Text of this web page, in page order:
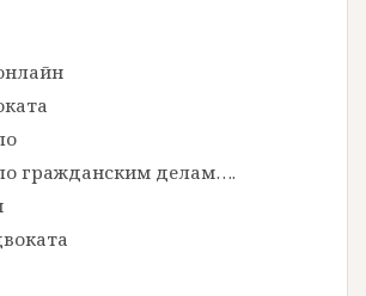
гражданским делам….